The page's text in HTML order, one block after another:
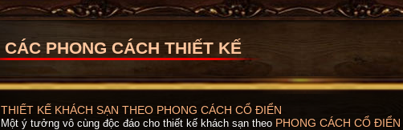
CÁC PHONG CÁCH THIẾT KẾ
THIẾT KẾ KHÁCH SẠN THEO PHONG CÁCH CỔ ĐIỂN
Một ý tưởng vô cùng độc đáo cho thiết kế khách sạn theo PHONG CÁCH CỔ ĐIỂN